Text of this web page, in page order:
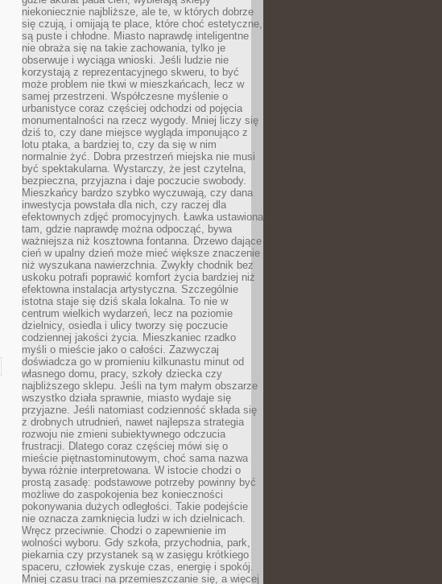
niekoniecznie najbliższe, ale te, w których dobrze
się czują, i omijają te place, które choć estetyczne,
są puste i chłodne. Miasto naprawdę inteligentne
nie obraża się na takie zachowania, tylko je
obserwuje i wyciąga wnioski. Jeśli ludzie nie
korzystają z reprezentacyjnego skweru, to być
może problem nie tkwi w mieszkańcach, lecz w
samej przestrzeni. Współczesne myślenie o
urbanistyce coraz częściej odchodzi od pojęcia
monumentalności na rzecz wygody. Mniej liczy się
dziś to, czy dane miejsce wygląda imponująco z
lotu ptaka, a bardziej to, czy da się w nim
normalnie żyć. Dobra przestrzeń miejska nie musi
być spektakularna. Wystarczy, że jest czytelna,
bezpieczna, przyjazna i daje poczucie swobody.
Mieszkańcy bardzo szybko wyczuwają, czy dana
inwestycja powstała dla nich, czy raczej dla
efektownych zdjęć promocyjnych. Ławka ustawiona
tam, gdzie naprawdę można odpocząć, bywa
ważniejsza niż kosztowna fontanna. Drzewo dające
cień w upalny dzień może mieć większe znaczenie
niż wyszukana nawierzchnia. Zwykły chodnik bez
uskoku potrafi poprawić komfort życia bardziej niż
efektowna instalacja artystyczna. Szczególnie
istotna staje się dziś skala lokalna. To nie w
centrum wielkich wydarzeń, lecz na poziomie
dzielnicy, osiedla i ulicy tworzy się poczucie
codziennej jakości życia. Mieszkaniec rzadko
myśli o mieście jako o całości. Zazwyczaj
doświadcza go w promieniu kilkunastu minut od
własnego domu, pracy, szkoły dziecka czy
najbliższego sklepu. Jeśli na tym małym obszarze
wszystko działa sprawnie, miasto wydaje się
przyjazne. Jeśli natomiast codzienność składa się
z drobnych utrudnień, nawet najlepsza strategia
rozwoju nie zmieni subiektywnego odczucia
frustracji. Dlatego coraz częściej mówi się o
mieście piętnastominutowym, choć sama nazwa
bywa różnie interpretowana. W istocie chodzi o
prostą zasadę: podstawowe potrzeby powinny być
możliwe do zaspokojenia bez konieczności
pokonywania dużych odległości. Takie podejście
nie oznacza zamknięcia ludzi w ich dzielnicach.
Wręcz przeciwnie. Chodzi o zapewnienie im
wolności wyboru. Gdy szkoła, przychodnia, park,
piekarnia czy przystanek są w zasięgu krótkiego
spaceru, człowiek zyskuje czas, energię i spokój.
Mniej czasu traci na przemieszczanie się, a więcej